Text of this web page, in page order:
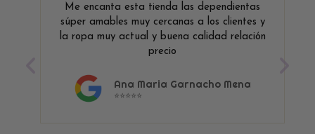
Me encanta esta tienda las dependientas
súper amables muy cercanas a los clientes y
la ropa muy actual y buena calidad relación
precio
Ana Maria Garnacho Mena
⭐⭐⭐⭐⭐